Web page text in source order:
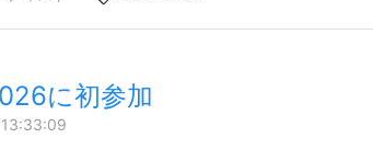
に初参加